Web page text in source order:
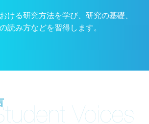
ける研究方法を学び、研究の基礎、
読み方などを習得します。